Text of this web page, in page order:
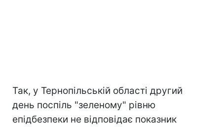
Так, у Тернопільській області другий
день поспіль "зеленому" рівню
епідбезпеки не відповідає показник